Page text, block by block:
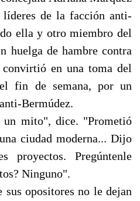
líderes de la facción anti-
ella y otro miembro del
huelga de hambre contra
en una toma del
fin de semana, por un
Bermúdez.
mito", dice. "Prometió
ciudad moderna... Dijo
proyectos. Pregúntenle
Ninguno".
sus opositores no le dejan